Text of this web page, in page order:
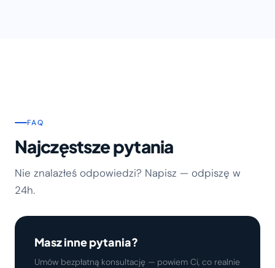
FAQ
Najczęstsze pytania
Nie znalazłeś odpowiedzi? Napisz — odpiszę w
24h.
Masz inne pytania?
Umów bezpłatną konsultację — powiem Ci, co realnie